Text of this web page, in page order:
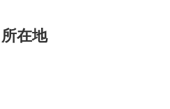
在地